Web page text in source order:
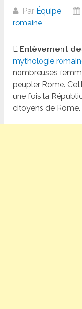
Par Équipe
romaine
L’ Enlèvement
mythologie
nombreuses
peupler Rome.
une fois la
citoyens de Rome.